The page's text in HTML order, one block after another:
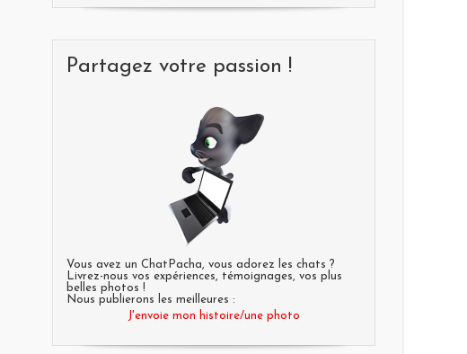
Partagez votre passion !
Vous avez un ChatPacha, vous adorez les chats ?
Livrez-nous vos expériences, témoignages, vos plus
belles photos !
Nous publierons les meilleures :
J'envoie mon histoire/une photo